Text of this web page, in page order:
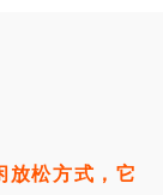
放松方式，它